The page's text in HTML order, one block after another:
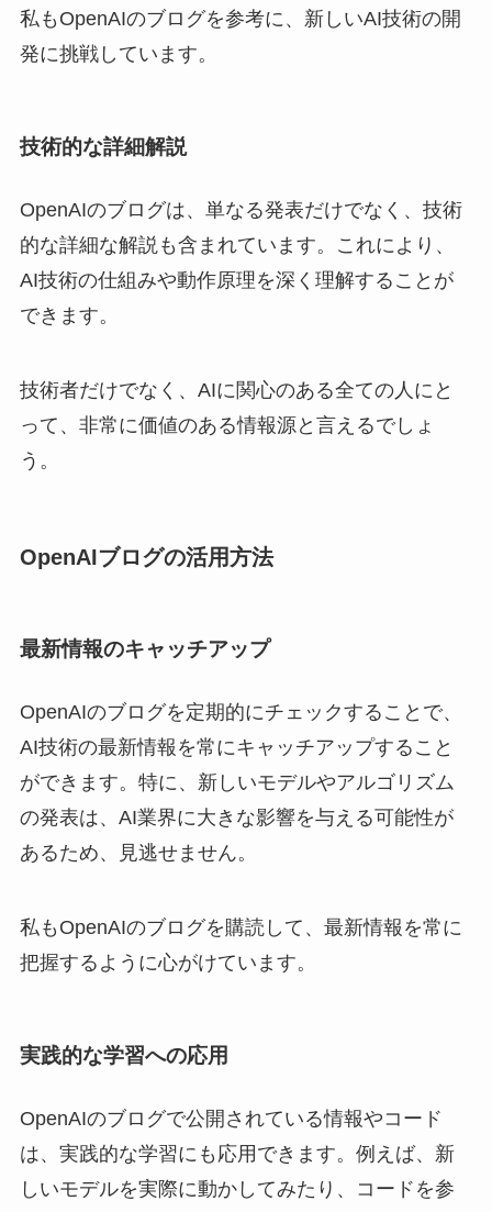
私もOpenAIのブログを参考に、新しいAI技術の開
発に挑戦しています。
技術的な詳細解説
OpenAIのブログは、単なる発表だけでなく、技術
的な詳細な解説も含まれています。これにより、
AI技術の仕組みや動作原理を深く理解することが
できます。
技術者だけでなく、AIに関心のある全ての人にと
って、非常に価値のある情報源と言えるでしょ
う。
OpenAIブログの活用方法
最新情報のキャッチアップ
OpenAIのブログを定期的にチェックすることで、
AI技術の最新情報を常にキャッチアップすること
ができます。特に、新しいモデルやアルゴリズム
の発表は、AI業界に大きな影響を与える可能性が
あるため、見逃せません。
私もOpenAIのブログを購読して、最新情報を常に
把握するように心がけています。
実践的な学習への応用
OpenAIのブログで公開されている情報やコード
は、実践的な学習にも応用できます。例えば、新
しいモデルを実際に動かしてみたり、コードを参